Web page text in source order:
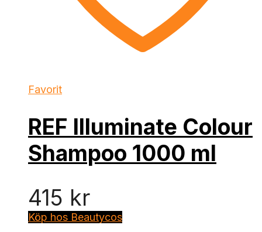
Favorit
REF Illuminate Colour
Shampoo 1000 ml
415 kr
Köp hos Beautycos